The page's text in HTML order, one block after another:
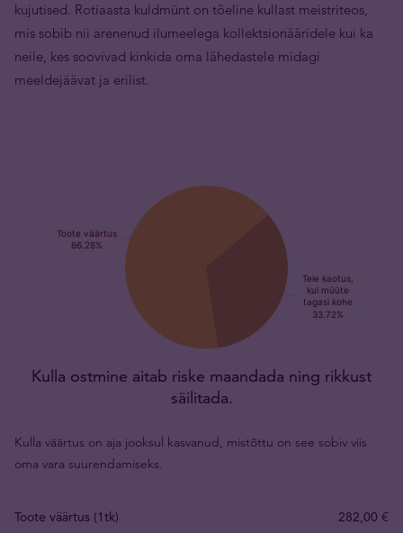
kujutised. Rotiaasta kuldmünt on tõeline kullast meistriteos,
mis sobib nii arenenud ilumeelega kollektsionääridele kui ka
neile, kes soovivad kinkida oma lähedastele midagi
meeldejäävat ja erilist.
Kulla ostmine aitab riske maandada ning rikkust
säilitada.
Kulla väärtus on aja jooksul kasvanud, mistõttu on see sobiv viis
oma vara suurendamiseks.
Toote väärtus (1tk) 282,00 €